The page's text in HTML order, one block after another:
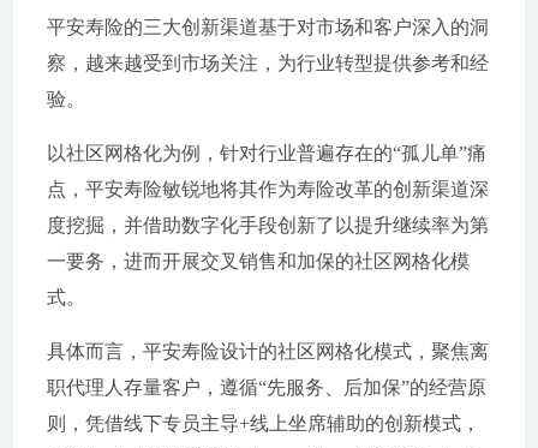
平安寿险的三大创新渠道基于对市场和客户深入的洞
察，越来越受到市场关注，为行业转型提供参考和经
验。
以社区网格化为例，针对行业普遍存在的“孤儿单”痛
点，平安寿险敏锐地将其作为寿险改革的创新渠道深
度挖掘，并借助数字化手段创新了以提升继续率为第
一要务，进而开展交叉销售和加保的社区网格化模
式。
具体而言，平安寿险设计的社区网格化模式，聚焦离
职代理人存量客户，遵循“先服务、后加保”的经营原
则，凭借线下专员主导+线上坐席辅助的创新模式，